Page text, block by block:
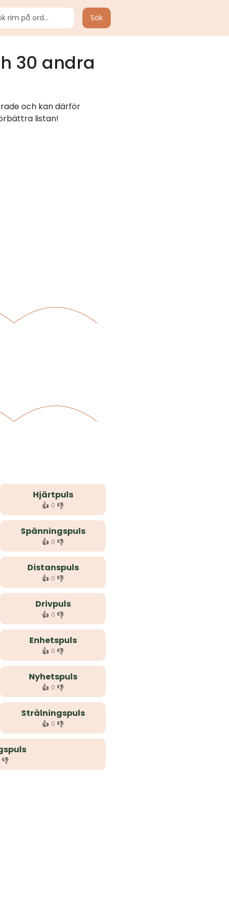
Sök
30 andra
och kan därför
listan!
Hjärtpuls
👍 0 👎
Spänningspuls
👍 0 👎
Distanspuls
👍 0 👎
Drivpuls
👍 0 👎
Enhetspuls
👍 0 👎
Nyhetspuls
👍 0 👎
Strålningspuls
👍 0 👎
👎